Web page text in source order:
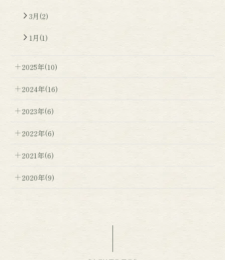
3月(2)
1月(1)
2025年(10)
2024年(16)
2023年(6)
2022年(6)
2021年(6)
2020年(9)